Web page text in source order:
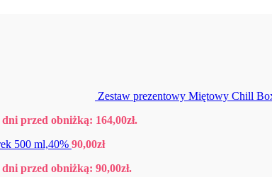
Zestaw prezentowy Miętowy Chill
dni przed obniżką: 164,00zł.
500 ml,40% 90,00zł
dni przed obniżką: 90,00zł.